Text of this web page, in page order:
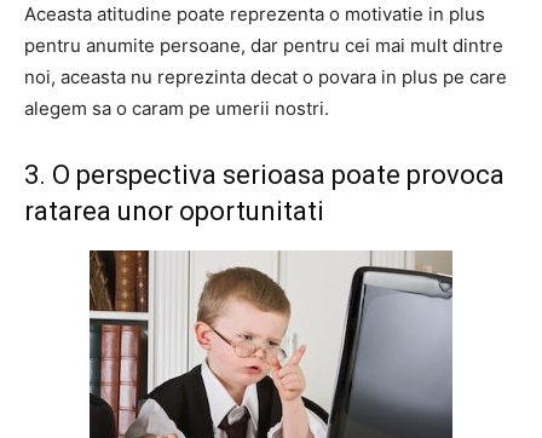
Aceasta atitudine poate reprezenta o motivatie in plus
pentru anumite persoane, dar pentru cei mai mult dintre
noi, aceasta nu reprezinta decat o povara in plus pe care
alegem sa o caram pe umerii nostri.
3. O perspectiva serioasa poate provoca
ratarea unor oportunitati